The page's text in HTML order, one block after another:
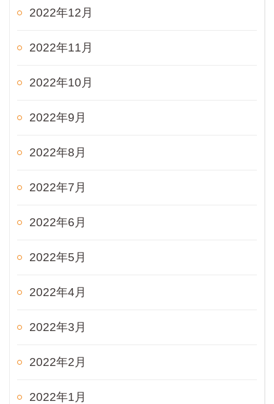
2022年12月
2022年11月
2022年10月
2022年9月
2022年8月
2022年7月
2022年6月
2022年5月
2022年4月
2022年3月
2022年2月
2022年1月